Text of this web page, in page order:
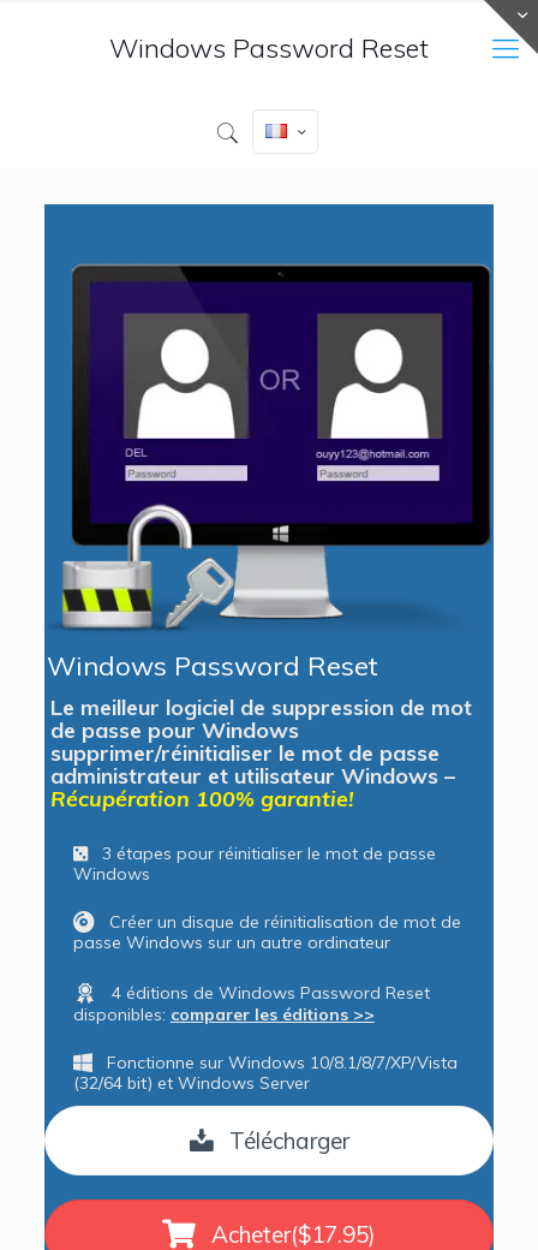
Windows Password Reset
Windows Password Reset
Le meilleur logiciel de suppression de mot
de passe pour Windows
supprimer/réinitialiser le mot de passe
administrateur et utilisateur Windows –
Récupération 100% garantie!
3 étapes pour réinitialiser le mot de passe
Windows
Créer un disque de réinitialisation de mot de
passe Windows sur un autre ordinateur
4 éditions de Windows Password Reset
disponibles: comparer les éditions >>
Fonctionne sur Windows 10/8.1/8/7/XP/Vista
(32/64 bit) et Windows Server
Télécharger
Acheter($17.95)